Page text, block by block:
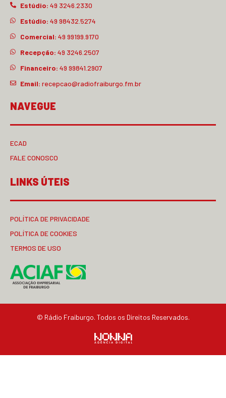
Estúdio: 49 3246.2330
Estúdio: 49 98432.5274
Comercial: 49 99199.9170
Recepção: 49 3246.2507
Financeiro: 49 99841.2907
Email: recepcao@radiofraiburgo.fm.br
NAVEGUE
ECAD
FALE CONOSCO
LINKS ÚTEIS
POLÍTICA DE PRIVACIDADE
POLÍTICA DE COOKIES
TERMOS DE USO
© Rádio Fraiburgo. Todos os Direitos Reservados.